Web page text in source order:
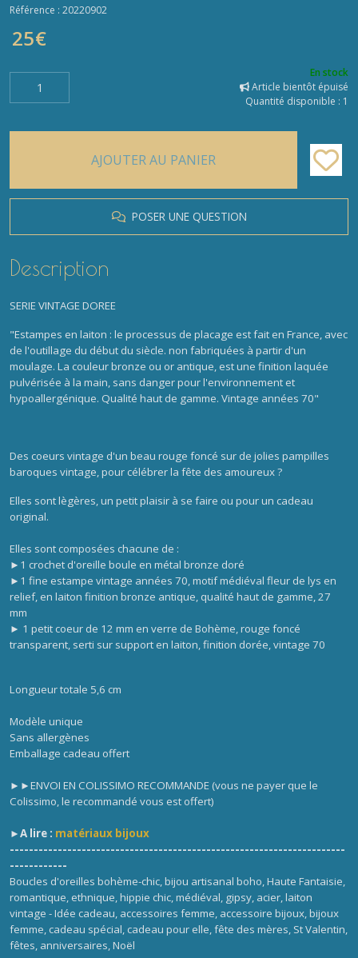
Référence : 20220902
25€
En stock
Article bientôt épuisé
Quantité disponible : 1
AJOUTER AU PANIER
POSER UNE QUESTION
Description
SERIE VINTAGE DOREE
"Estampes en laiton : le processus de placage est fait en France, avec
de l'outillage du début du siècle. non fabriquées à partir d'un
moulage. La couleur bronze ou or antique, est une finition laquée
pulvérisée à la main, sans danger pour l'environnement et
hypoallergénique. Qualité haut de gamme. Vintage années 70"
Des coeurs vintage d'un beau rouge foncé sur de jolies pampilles
baroques vintage, pour célébrer la fête des amoureux ?
Elles sont lègères, un petit plaisir à se faire ou pour un cadeau
original.
Elles sont composées chacune de :
►1 crochet d'oreille boule en métal bronze doré
►1 fine estampe vintage années 70, motif médiéval fleur de lys en
relief, en laiton finition bronze antique, qualité haut de gamme, 27
mm
► 1 petit coeur de 12 mm en verre de Bohème, rouge foncé
transparent, serti sur support en laiton, finition dorée, vintage 70
Longueur totale 5,6 cm
Modèle unique
Sans allergènes
Emballage cadeau offert
►►ENVOI EN COLISSIMO RECOMMANDE (vous ne payer que le
Colissimo, le recommandé vous est offert)
►A lire : matériaux bijoux
----------------------------------------------------------------------
------------
Boucles d'oreilles bohème-chic, bijou artisanal boho, Haute Fantaisie,
romantique, ethnique, hippie chic, médiéval, gipsy, acier, laiton
vintage - Idée cadeau, accessoires femme, accessoire bijoux, bijoux
femme, cadeau spécial, cadeau pour elle, fête des mères, St Valentin,
fêtes, anniversaires, Noël